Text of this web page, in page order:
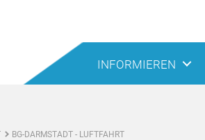
INFORMIEREN
BG-DARMSTADT - LUFTFAHRT